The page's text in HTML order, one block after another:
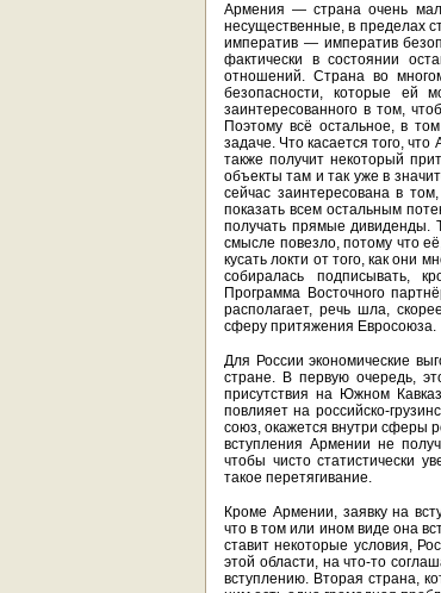
Армения — страна очень
несущественные, в пределах
императив — императив
фактически в состоянии
отношений. Страна во
безопасности, которые ей
заинтересованного в том,
Поэтому всё остальное, в
задаче. Что касается того,
также получит некоторый
объекты там и так уже в
сейчас заинтересована в
показать всем остальным
получать прямые дивиденды.
смысле повезло, потому что
кусать локти от того, как они
собиралась подписывать,
Программа Восточного
располагает, речь шла,
сферу притяжения Евросоюза.
Для России экономические
стране. В первую очередь,
присутствия на Южном
повлияет на российско-
союз, окажется внутри сферы
вступления Армении не
чтобы чисто статистически
такое перетягивание.
Кроме Армении, заявку на
что в том или ином виде она
ставит некоторые условия,
этой области, на что-то
вступлению. Вторая страна,